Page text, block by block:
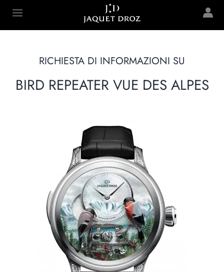
content
Jaquet Droz
RICHIESTA DI INFORMAZIONI SU
BIRD REPEATER VUE DES ALPES